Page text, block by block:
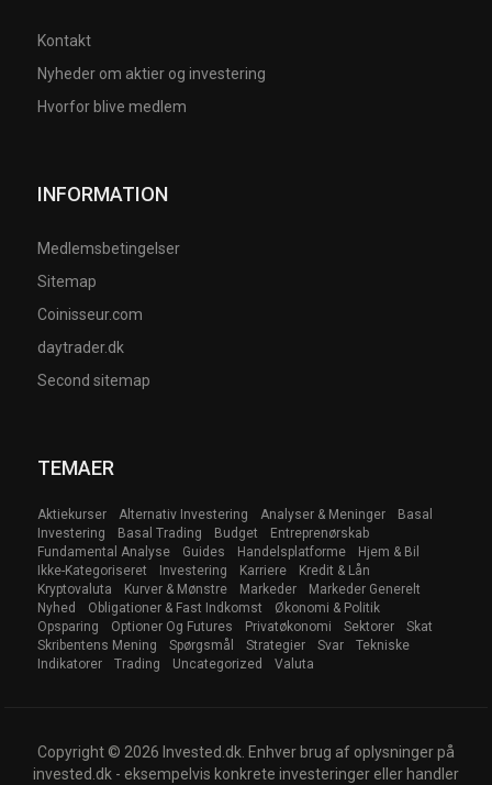
Kontakt
Nyheder om aktier og investering
Hvorfor blive medlem
INFORMATION
Medlemsbetingelser
Sitemap
Coinisseur.com
daytrader.dk
Second sitemap
TEMAER
Aktiekurser Alternativ Investering Analyser & Meninger
Basal
Investering
Basal Trading Budget
Entreprenørskab
Fundamental Analyse
Guides Handelsplatforme
Hjem & Bil
Ikke-Kategoriseret
Investering Karriere
Kredit & Lån
Kryptovaluta
Kurver & Mønstre Markeder
Markeder Generelt
Nyhed
Obligationer & Fast Indkomst
Økonomi & Politik
Opsparing
Optioner Og Futures Privatøkonomi Sektorer
Skat
Skribentens Mening
Spørgsmål Strategier Svar
Tekniske
Indikatorer
Trading Uncategorized Valuta
Copyright © 2026 Invested.dk. Enhver brug af oplysninger på
invested.dk - eksempelvis konkrete investeringer eller handler